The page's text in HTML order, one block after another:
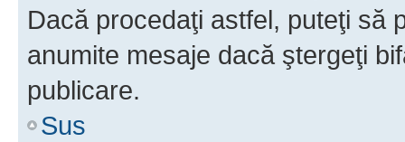
Dacă procedaţi astfel, puteţi să
anumite mesaje dacă ştergeţi
publicare.
Sus